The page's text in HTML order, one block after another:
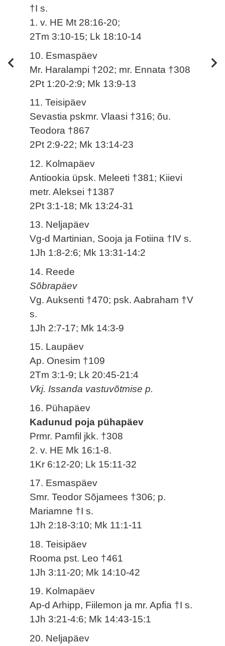
†I s.
1. v. HE Mt 28:16-20;
2Tm 3:10-15; Lk 18:10-14
10. Esmaspäev
Mr. Haralampi †202; mr. Ennata †308
2Pt 1:20-2:9; Mk 13:9-13
11. Teisipäev
Sevastia pskmr. Vlaasi †316; õu.
Teodora †867
2Pt 2:9-22; Mk 13:14-23
12. Kolmapäev
Antiookia üpsk. Meleeti †381; Kiievi
metr. Aleksei †1387
2Pt 3:1-18; Mk 13:24-31
13. Neljapäev
Vg-d Martinian, Sooja ja Fotiina †IV s.
1Jh 1:8-2:6; Mk 13:31-14:2
14. Reede
Sõbrapäev
Vg. Auksenti †470; psk. Aabraham †V
s.
1Jh 2:7-17; Mk 14:3-9
15. Laupäev
Ap. Onesim †109
2Tm 3:1-9; Lk 20:45-21:4
Vkj. Issanda vastuvõtmise p.
16. Pühapäev
Kadunud poja pühapäev
Prmr. Pamfil jkk. †308
2. v. HE Mk 16:1-8.
1Kr 6:12-20; Lk 15:11-32
17. Esmaspäev
Smr. Teodor Sõjamees †306; p.
Mariamne †I s.
1Jh 2:18-3:10; Mk 11:1-11
18. Teisipäev
Rooma pst. Leo †461
1Jh 3:11-20; Mk 14:10-42
19. Kolmapäev
Ap-d Arhipp, Fiilemon ja mr. Apfia †I s.
1Jh 3:21-4:6; Mk 14:43-15:1
20. Neljapäev